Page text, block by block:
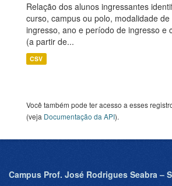
Relação dos alunos ingressantes
curso, campus ou polo, modalidade
ingresso, ano e período de ingresso e
(a partir de...
CSV
Você também pode ter acesso a esses
(veja Documentação da API).
Campus Prof. José Rodrigues Seabra –